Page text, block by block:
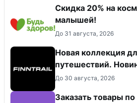
Скидка 20% на
малышей!
До 31 августа, 2026
Новая коллекция
путешествий.
До 30 августа, 2026
Заказать товары